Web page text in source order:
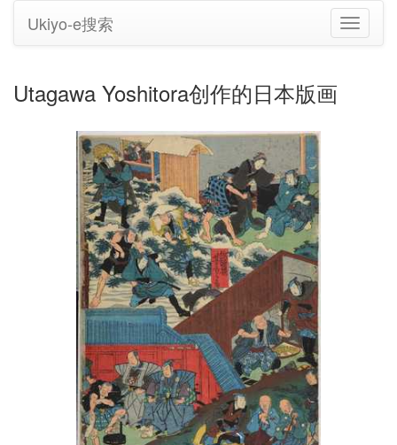
切
换
Ukiyo-e搜索
Utagawa Yoshitora创作的日本版画